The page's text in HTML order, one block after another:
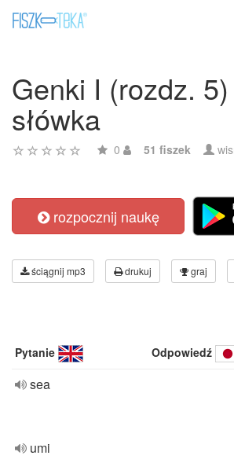
Genki I (rozdz.
słówka
0 51 fiszek
rozpocznij naukę
ściągnij mp3 drukuj graj
Pytanie Odpowiedź
sea
umi